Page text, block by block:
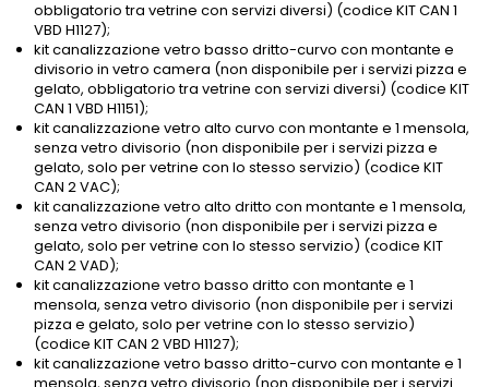
obbligatorio tra vetrine con servizi diversi) (codice KIT CAN 1
VBD H1127);
kit canalizzazione vetro basso dritto-curvo con montante e
divisorio in vetro camera (non disponibile per i servizi pizza e
gelato, obbligatorio tra vetrine con servizi diversi) (codice KIT
CAN 1 VBD H1151);
kit canalizzazione vetro alto curvo con montante e 1 mensola,
senza vetro divisorio (non disponibile per i servizi pizza e
gelato, solo per vetrine con lo stesso servizio) (codice KIT
CAN 2 VAC);
kit canalizzazione vetro alto dritto con montante e 1 mensola,
senza vetro divisorio (non disponibile per i servizi pizza e
gelato, solo per vetrine con lo stesso servizio) (codice KIT
CAN 2 VAD);
kit canalizzazione vetro basso dritto con montante e 1
mensola, senza vetro divisorio (non disponibile per i servizi
pizza e gelato, solo per vetrine con lo stesso servizio)
(codice KIT CAN 2 VBD H1127);
kit canalizzazione vetro basso dritto-curvo con montante e 1